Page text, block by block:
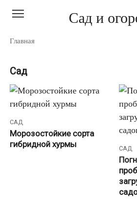
Сад и
Главная
Сад
САД
Морозостойкие сорта
гибридной хурмы
САД